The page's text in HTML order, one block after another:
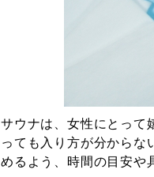
サウナは、女性にとって
っても入り方が分からな
めるよう、時間の目安や